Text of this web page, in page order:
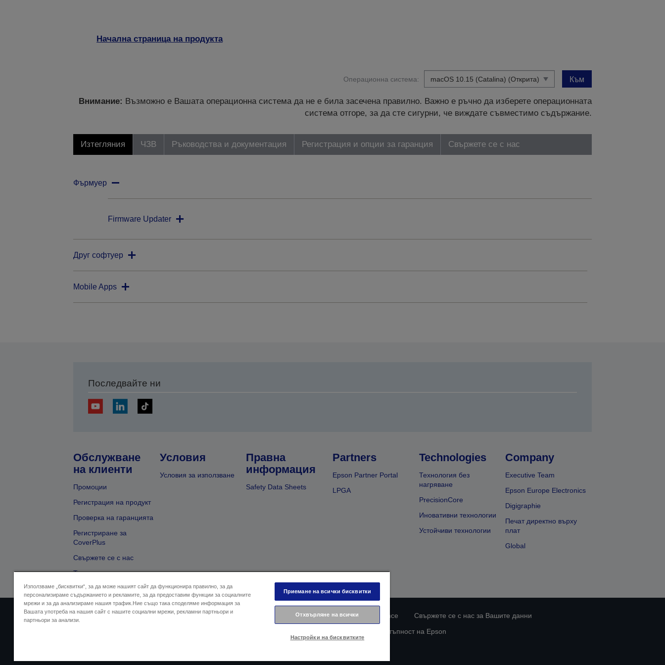
Начална страница на продукта
Операционна система: Към
Внимание: Възможно е Вашата операционна система да не е била засечена правилно. Важно е ръчно да изберете операционната
система отгоре, за да сте сигурни, че виждате съвместимо съдържание.
Изтегляния ЧЗВ Ръководства и документация Регистрация и опции за гаранция Свържете се с нас
Фърмуер
Firmware Updater
Друг софтуер
Mobile Apps
Последвайте ни
Обслужване
на клиенти
Промоции
Регистрация на продукт
Проверка на гаранцията
Регистриране за
CoverPlus
Свържете се с нас
Търсене на търговец
Условия
Условия за използване
Правна
информация
Safety Data Sheets
Partners
Epson Partner Portal
LPGA
Technologies
Технология без
нагряване
PrecisionCore
Иновативни технологии
Устойчиви технологии
Company
Executive Team
Epson Europe Electronics
Digigraphie
Печат директно върху
плат
Global
Адрес на продавача Декларация за поверителност EU Data Act Compliance
Свържете се с нас за Вашите данни
Ангажимент за достъпност на Epson
Използваме „бисквитки“, за да може нашият сайт да функционира правилно, за да
персонализираме съдържанието и рекламите, за да предоставим функции за социалните
мрежи и за да анализираме нашия трафик.Ние също така споделяме информация за
Вашата употреба на нашия сайт с нашите социални мрежи, рекламни партньори и
партньори за анализи.
Приемане на всички бисквитки
Отхвърляне на всички
Настройки на бисквитките